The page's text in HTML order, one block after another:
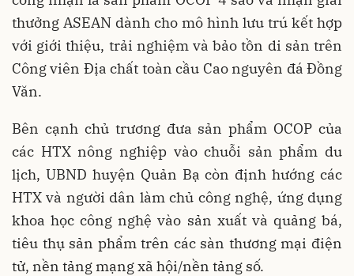
thưởng ASEAN dành cho mô hình lưu trú kết hợp
với giới thiệu, trải nghiệm và bảo tồn di sản trên
Công viên Địa chất toàn cầu Cao nguyên đá Đồng
Văn.
Bên cạnh chủ trương đưa sản phẩm OCOP của
các HTX nông nghiệp vào chuỗi sản phẩm du
lịch, UBND huyện Quản Bạ còn định hướng các
HTX và người dân làm chủ công nghệ, ứng dụng
khoa học công nghệ vào sản xuất và quảng bá,
tiêu thụ sản phẩm trên các sàn thương mại điện
tử, nền tảng mạng xã hội/nền tảng số.